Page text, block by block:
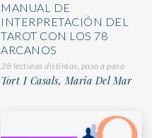
MANUAL DE
INTERPRETACIÓN DEL
TAROT CON LOS 78
ARCANOS
28 lecturas distintas, paso a paso
Tort I Casals, Maria Del Mar